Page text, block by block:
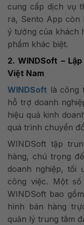
cung cấp dịch vụ
ra, Sento App
ý tưởng của khách
phẩm khác biệt.
2. WINDSoft –
Việt Nam
WINDSoft là công
hỗ trợ doanh
hiệu quả kinh
quá trình chuyển
WINDSoft tập
hàng, chú trọng
doanh nghiệp, tối
công việc. Một
WINDSoft bao
hình bán hàng
quản lý trung tâm